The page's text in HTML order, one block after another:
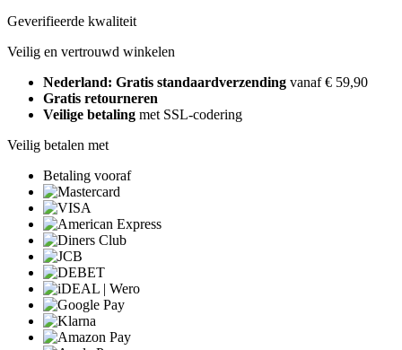
Geverifieerde kwaliteit
Veilig en vertrouwd winkelen
Nederland: Gratis standaardverzending vanaf € 59,90
Gratis retourneren
Veilige betaling met SSL-codering
Veilig betalen met
Betaling vooraf